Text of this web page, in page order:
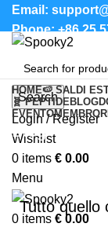
Email:
Phone: +86 25
Search
Login / Register
Wishlist
0 items € 0.00
Menu
0 items € 0.00
HOME🍉 SALDI
🧬 PEPTIDEBLOG
EVENTOMEMBRO
Blog
Tutto quello